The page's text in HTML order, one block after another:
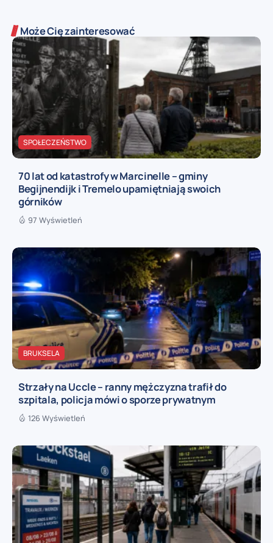
Może Cię zainteresować
SPOŁECZEŃSTWO
70 lat od katastrofy w Marcinelle – gminy
Begijnendijk i Tremelo upamiętniają swoich
górników
97 Wyświetleń
BRUKSELA
Strzały na Uccle – ranny mężczyzna trafił do
szpitala, policja mówi o sporze prywatnym
126 Wyświetleń